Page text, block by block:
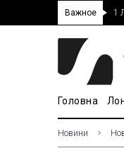
Важное 1
Головна
Новини